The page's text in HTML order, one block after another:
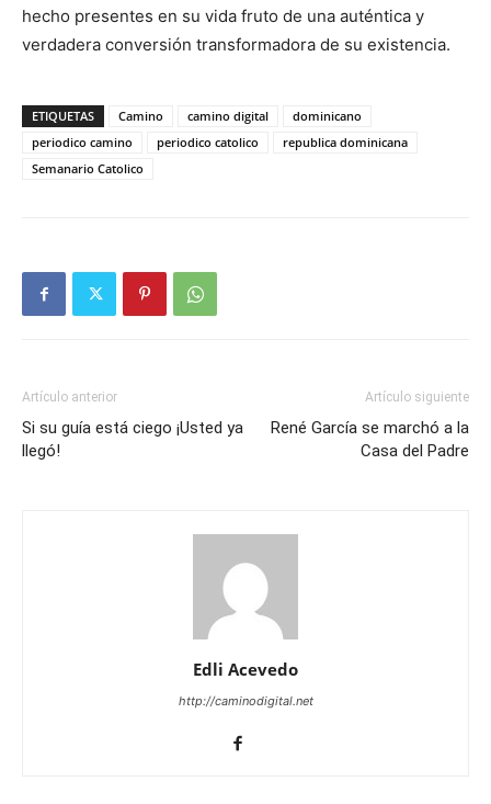
hecho presentes en su vida fruto de una auténtica y
verdadera conversión transformadora de su existencia.
ETIQUETAS Camino camino digital
dominicano
periodico camino
periodico catolico
republica dominicana
Semanario Catolico
Artículo anterior
Si su guía está ciego ¡Usted ya
llegó!
Artículo siguiente
René García se marchó a la
Casa del Padre
Edli Acevedo
http://caminodigital.net